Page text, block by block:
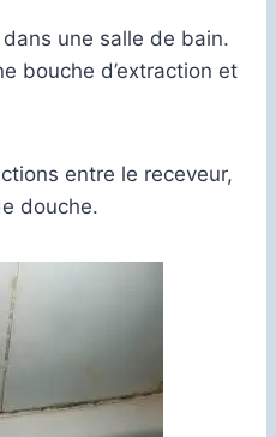
une salle de bain.
bouche d’extraction et
entre le receveur,
douche.